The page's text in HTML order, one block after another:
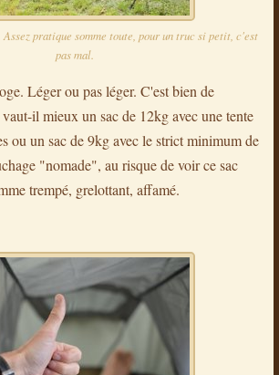
pratique somme toute, pour un truc si petit, c'est
pas mal.
Léger ou pas léger. C'est bien de
il mieux un sac de 12kg avec une tente
ou un sac de 9kg avec le strict minimum de
"nomade", au risque de voir ce sac
trempé, grelottant, affamé.